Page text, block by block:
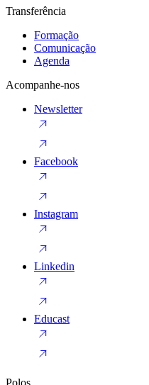
Transferência
Formação
Comunicação
Agenda
Acompanhe-nos
Newsletter
Facebook
Instagram
Linkedin
Educast
Polos